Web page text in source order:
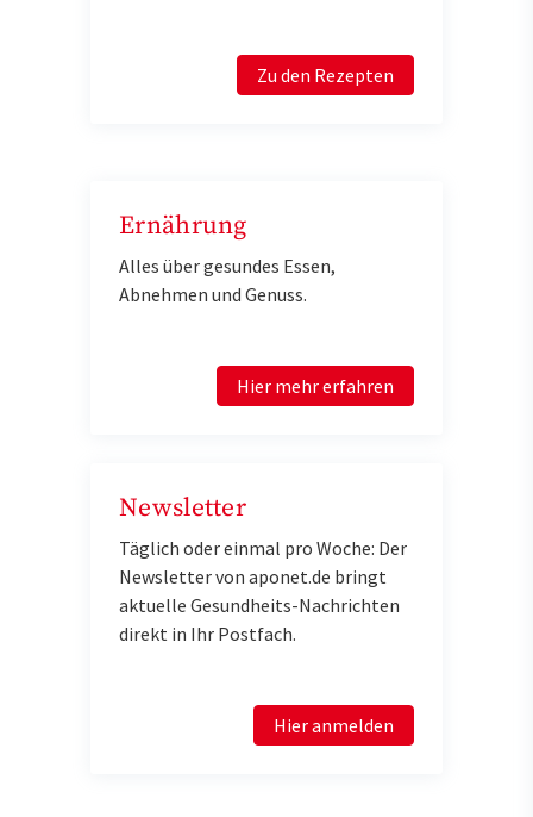
Zu den Rezepten
Ernährung
Alles über gesundes Essen,
Abnehmen und Genuss.
Hier mehr erfahren
Newsletter
Täglich oder einmal pro Woche: Der
Newsletter von aponet.de bringt
aktuelle Gesundheits-Nachrichten
direkt in Ihr Postfach.
Hier anmelden